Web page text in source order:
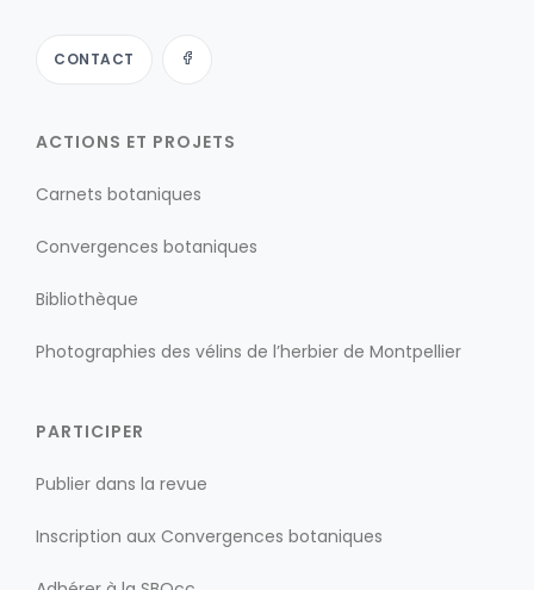
CONTACT
ACTIONS ET PROJETS
Carnets botaniques
Convergences botaniques
Bibliothèque
Photographies des vélins de l’herbier de Montpellier
PARTICIPER
Publier dans la revue
Inscription aux Convergences botaniques